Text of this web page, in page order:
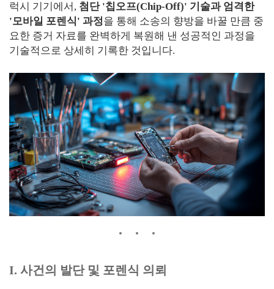
럭시 기기에서, 첨단 '칩오프(Chip-Off)' 기술과 엄격한
'모바일 포렌식' 과정을 통해 소송의 향방을 바꿀 만큼 중
요한 증거 자료를 완벽하게 복원해 낸 성공적인 과정을
기술적으로 상세히 기록한 것입니다.
I. 사건의 발단 및 포렌식 의뢰